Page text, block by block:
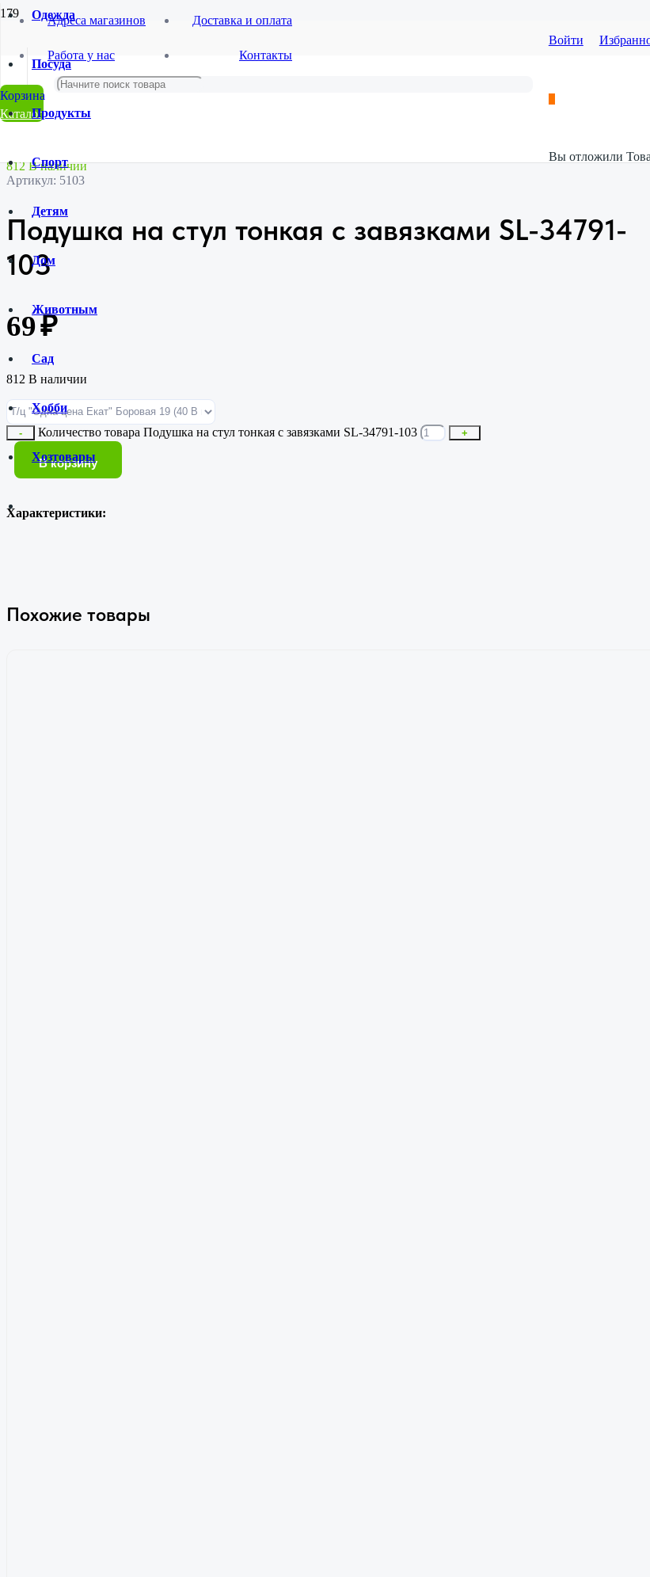
Адреса магазинов
Работа у нас
Доставка и оплата
Контакты
Каталог
Войти
Вы отложили
Одежда
Посуда
Продукты
Спорт
Детям
Дом
Животным
Сад
Хобби
Хозтовары
Главная
Магазин
Товары для дома
Домашний текстиль
Подушка на стул тонкая с завязками SL-34791-103
812 В наличии
Артикул: 5103
Подушка на стул тонкая с завязками SL-34791-
103
69₽
812 В наличии
- Количество товара Подушка на стул тонкая с завязками SL-34791-103 +
В корзину
Характеристики:
Похожие товары